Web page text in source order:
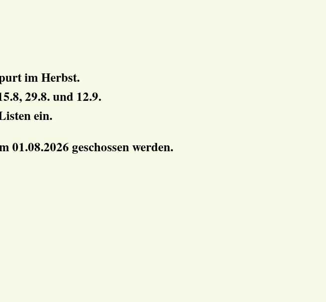
im Herbst.
29.8. und 12.9.
ein.
01.08.2026 geschossen werden.